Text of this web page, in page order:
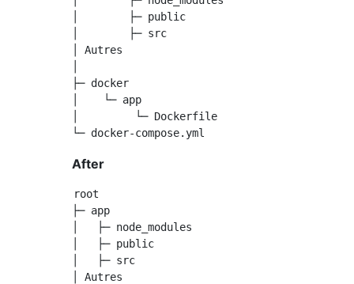
│        ├─ public
│        ├─ src
│ Autres
├─ docker
│    └─ app
│         └─ Dockerfile
After
root
├─ app
│   ├─ node_modules
│   ├─ public
│   ├─ src
│ Autres